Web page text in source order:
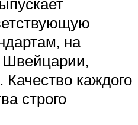
на
Швейцарии,
каждого
строго